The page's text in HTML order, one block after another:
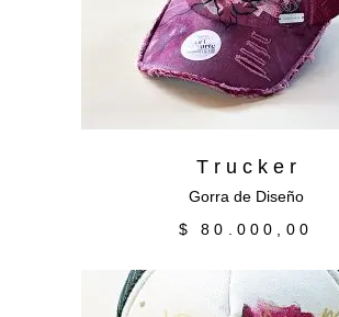
T r u c k e r
Gorra de Diseño
$
80.000,00